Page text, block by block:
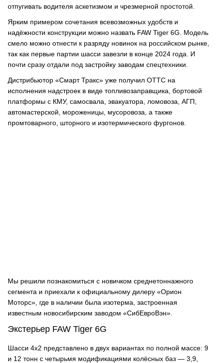
отпугивать водителя аскетизмом и чрезмерной простотой.
Ярким примером сочетания всевозможных удобств и
надёжности конструкции можно назвать FAW Tiger 6G. Модель
смело можно отнести к разряду новинок на российском рынке,
так как первые партии шасси завезли в конце 2024 года. И
почти сразу отдали под застройку заводам спецтехники.
Дистрибьютор «Смарт Тракс» уже получил ОТТС на
исполнения надстроек в виде топливозаправщика, бортовой
платформы с КМУ, самосвала, эвакуатора, ломовоза, АГП,
автомастерской, мороженицы, мусоровоза, а также
промтоварного, шторного и изотермического фургонов.
Мы решили познакомиться с новичком среднетоннажного
сегмента и приехали к официальному дилеру «Орион
Моторс», где в наличии была изотерма, застроенная
известным новосибирским заводом «СибЕвроВэн».
Экстерьер FAW Tiger 6G
Шасси 4х2 представлено в двух вариантах по полной массе: 9
и 12 тонн с четырьмя модификациями колёсных баз — 3,9,